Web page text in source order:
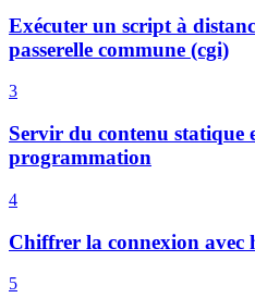
Exécuter un script à
passerelle commune (cgi)
3
Servir du contenu statique
programmation
4
Chiffrer la connexion avec
5